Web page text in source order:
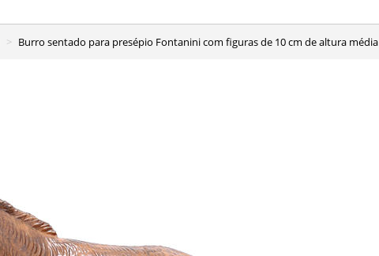
Burro sentado para presépio Fontanini com figuras de 10 cm de altura média